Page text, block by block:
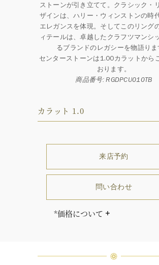
ストーンが引き立てて。クラシック・
ザインは、ハリー・ウィンストンの時
エレガンスを体現。そしてこのリング
ィテールは、卓越したクラフツマンシ
るブランドのレガシーを物語りま
センターストーンは1.00カラットから
おります。
商品番号: RGDPCU010TB
カラット 1.0
来店予約
問い合わせ
*価格について
ありません」創始者ハリー・ウ